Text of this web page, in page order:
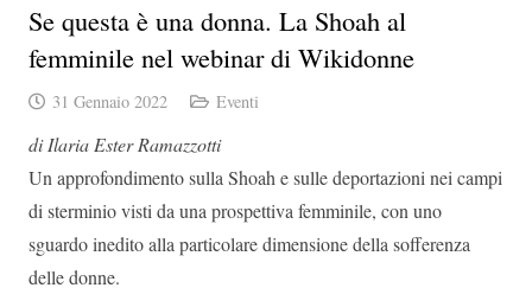
Se questa è una donna. La Shoah al
femminile nel webinar di Wikidonne
31 Gennaio 2022 Eventi
di Ilaria Ester Ramazzotti
Un approfondimento sulla Shoah e sulle deportazioni nei campi
di sterminio visti da una prospettiva femminile, con uno
sguardo inedito alla particolare dimensione della sofferenza
delle donne.